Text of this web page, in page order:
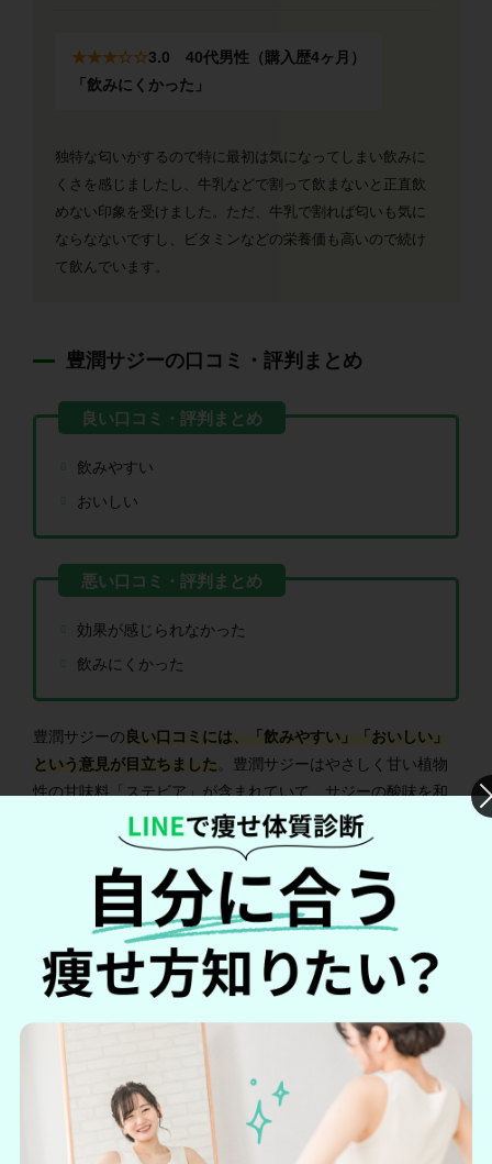
★★★☆☆3.0 40代男性（購入歴4ヶ月）
「飲みにくかった」
独特な匂いがするので特に最初は気になってしまい飲みに
くさを感じましたし、牛乳などで割って飲まないと正直飲
めない印象を受けました。ただ、牛乳で割れば匂いも気に
ならなないですし、ビタミンなどの栄養価も高いので続け
て飲んでいます。
豊潤サジーの口コミ・評判まとめ
飲みやすい
おいしい
効果が感じられなかった
飲みにくかった
豊潤サジーの 良い口コミには、「飲みやすい」「おいしい」
という意見が目立ちました 。豊潤サジーはやさしく甘い植物
性の甘味料「ステビア」が含まれていて、サジーの酸味を和
らげて飲みやすくしています。酸っぱい食品が苦手な人でも
気軽に続けやすい商品と言えるでしょう。
一方で、「効果が感じられなかった」「飲みにくかった」と
いった正直な意見も見受けられました。豊潤サジーは
ではないので、使用することで医学的な効果が得られるわけ
ではない 点はあらかじめ理解しておきましょう。
また豊潤サジーは、サジー（果物）特有の青臭い香りを感じ
るため、飲みやすさには個人差を感じるかもしれません。し
臭いが強いのは、サジーの純度が濃く栄養満点である証
です。本当に栄養豊富だからこそ多くの人に愛されている
のです。